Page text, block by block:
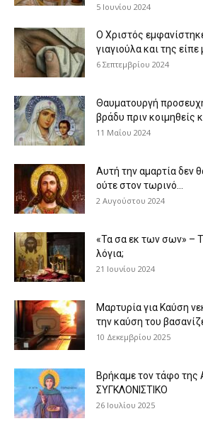
5 Ιουνίου 2024
Ο Χριστός
γιαγιούλα και της είπε
6 Σεπτεμβρίου 2024
Θαυματουργή
βράδυ πριν κοιμηθείς
11 Μαΐου 2024
Αυτή την αμαρτία δεν
ούτε στον τωρινό...
2 Αυγούστου 2024
«Τα σα εκ των σων» –
λόγια;
21 Ιουνίου 2024
Μαρτυρία για Καύση
την καύση του
10 Δεκεμβρίου 2025
Βρήκαμε τον τάφο της
ΣΥΓΚΛΟΝΙΣΤΙΚΟ
26 Ιουλίου 2025